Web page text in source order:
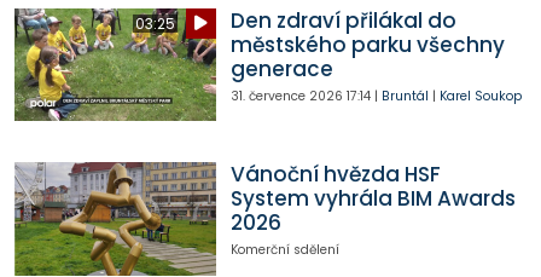
03:25
Den zdraví přilákal do
městského parku všechny
generace
31. července 2026 17:14| Bruntál | Karel Soukop
Vánoční hvězda HSF
System vyhrála BIM Awards
2026
Komerční sdělení